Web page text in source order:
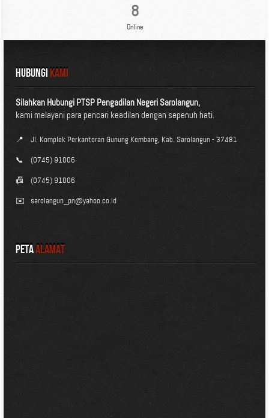
8
Online
HUBUNGIKAMI
Silahkan Hubungi PTSP Pengadilan Negeri Sarolangun,
kami melayani para pencari keadilan dengan sepenuh hati.
📍
Jl. Komplek Perkantoran Gunung Kembang, Kab. Sarolangun - 37481
📞
(0745) 91006
📠
(0745) 91006
✉️
sarolangun_pn@yahoo.co.id
PetaAlamat